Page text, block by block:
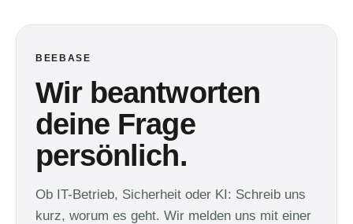
BEEBASE
Wir beantworten
deine Frage
persönlich.
Ob IT-Betrieb, Sicherheit oder KI: Schreib uns
kurz, worum es geht. Wir melden uns mit einer